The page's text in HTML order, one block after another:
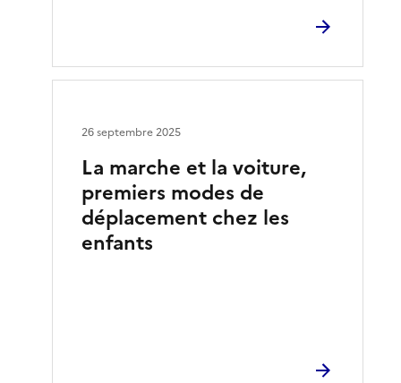
La marche et la voiture,
premiers modes de
déplacement chez les
enfants
26 septembre 2025